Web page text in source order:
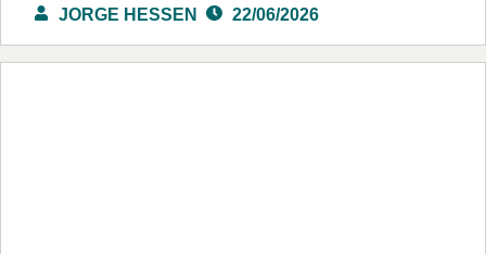
JORGE HESSEN 22/06/2026